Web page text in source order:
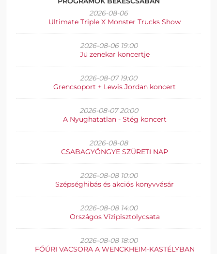
2026-08-06
Ultimate Triple X Monster Trucks Show
2026-08-06 19:00
Jü zenekar koncertje
2026-08-07 19:00
Grencsoport + Lewis Jordan koncert
2026-08-07 20:00
A Nyughatatlan - Stég koncert
2026-08-08
CSABAGYÖNGYE SZÜRETI NAP
2026-08-08 10:00
Szépséghibás és akciós könyvvásár
2026-08-08 14:00
Országos Vízipisztolycsata
2026-08-08 18:00
FŐÚRI VACSORA A WENCKHEIM-KASTÉLYBAN